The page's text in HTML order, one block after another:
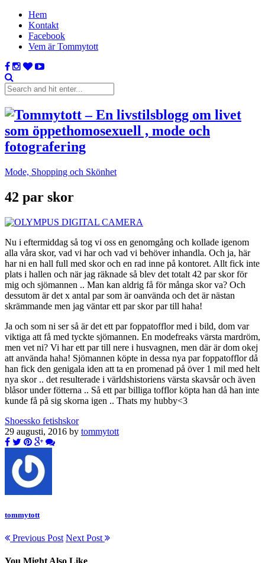
Hem
Kontakt
Facebook
Vem är Tommytott
Mode, Shopping och Skönhet
42 par skor
Nu i eftermiddag så tog vi oss en genomgång och kollade igenom
alla våra skor, vad vi har och vad vi behöver inhandla. Och ja, här
har ni en hall full med skor och en rad inne på kontoret. Allt fick inte
plats i hallen och när jag räknade så blev det totalt 42 par skor för
mig och sjömannen .. Man kan aldrig få för många skor va? Och
dessutom är det x antal par som är oanvända och det är nästan
skrämmande men jag väntar ett par skor par till haha!
Ja och som ni ser så är det ett par foppatofflor med i bild, dom var
viktiga att få med tyckte sjömannen. En modefreaks värsta mardröm,
men vet ni? Vi har ett par till nere i husvagnen, men där är dom okej
att använda haha! Sjömannen köpte in dessa nya par foppatofflor då
han fick den genigala iden att ta en promenad på över 1 mil med helt
nya skor .. det resulterade i världshistoriens värsta skavsår och även
blåsor under fötterna .. Så ett par billiga tofflor köpta han då han inte
kunde få på sig skorna igen .. Thats my hubby<3
Shoessko fetishskor
29 augusti, 2016 by tommytott
tommytott
Previous Post Next Post